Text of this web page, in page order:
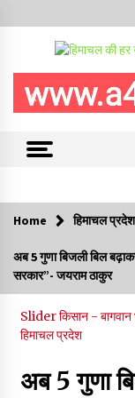
शिमला पुलिस में बड़ी
07/08/2026
संसद
Home हिमाचल प्रदेश
अब 5 गुणा बिजली बिल
सरकार”- जयराम ठाकुर
Sliderकिसान - बागवान
हिमाचल प्रदेश
अब 5 गुणा